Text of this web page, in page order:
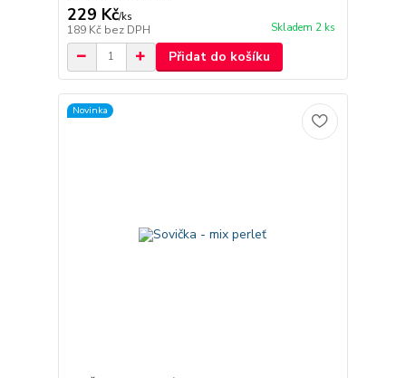
229 Kč/ks
189 Kč bez DPH Skladem 2 ks
Přidat do košíku
Novinka